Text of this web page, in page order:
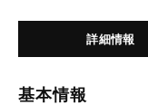
詳細情報
基本情報